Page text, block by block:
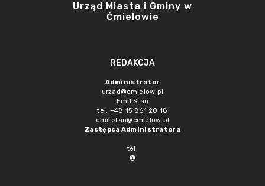
Urząd Miasta i Gminy w
Ćmielowie
REDAKCJA
Administrator
urzad@cmielow.pl
Emil Stan
tel. +48 15 861 20 18
emil.stan@cmielow.pl
Zastępca Administratora
tel.
@